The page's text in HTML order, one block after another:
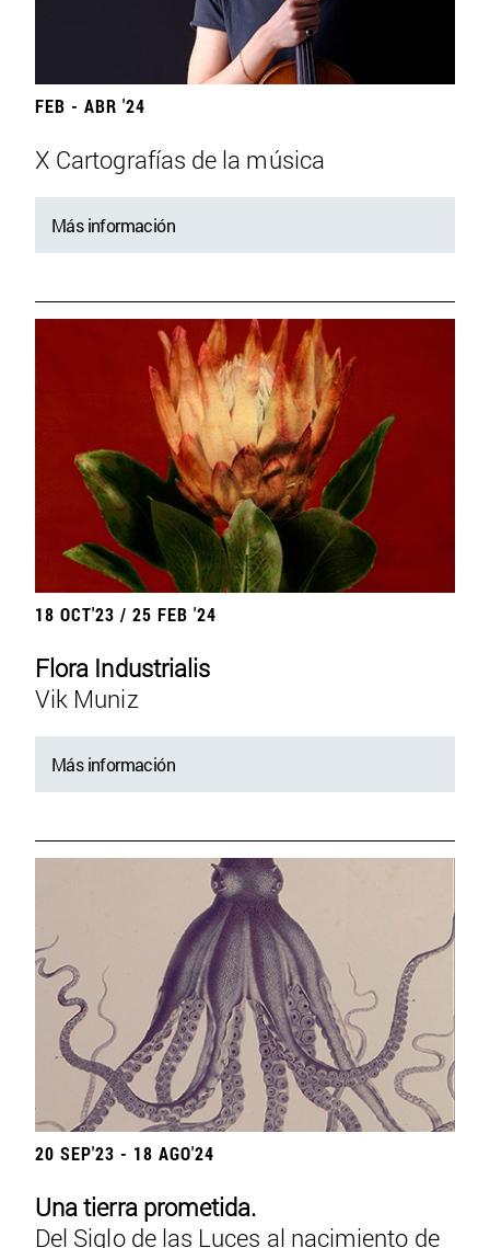
FEB - ABR '24
X Cartografías de la música
Más información
18 OCT'23 / 25 FEB '24
Flora Industrialis
Vik Muniz
Más información
20 SEP'23 - 18 AGO'24
Una tierra prometida.
Del Siglo de las Luces al nacimiento de